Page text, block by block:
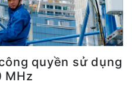
quyền sử dụng
MHz